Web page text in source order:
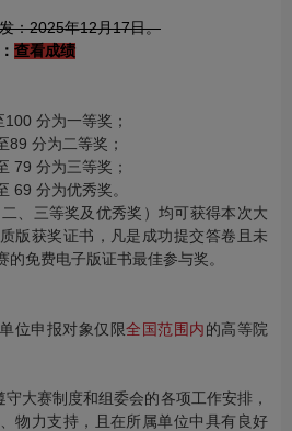
：2025年12月17日。
查看成绩
分为一等奖；
89 分为二等奖；
79 分为三等奖；
69 分为优秀奖。
二、三等奖及优秀奖）均可获得本次大
版获奖证书，凡是成功提交答卷且未
免费电子版证书最佳参与奖。
位申报对象仅限全国范围内的高等院
大赛制度和组委会的各项工作安排，
物力支持，且在所属单位中具有良好